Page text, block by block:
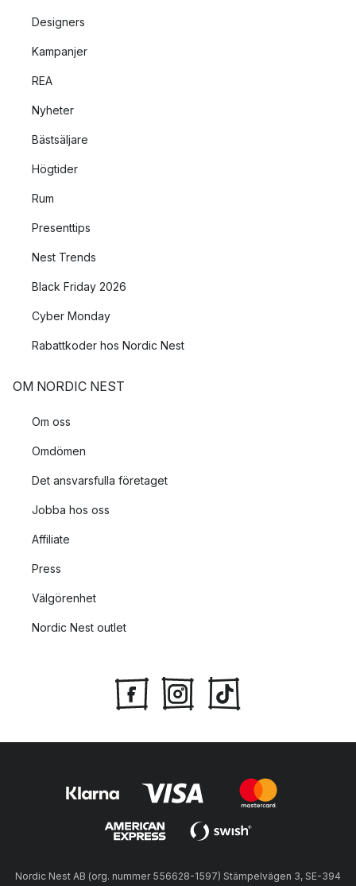
Designers
Kampanjer
REA
Nyheter
Bästsäljare
Högtider
Rum
Presenttips
Nest Trends
Black Friday 2026
Cyber Monday
Rabattkoder hos Nordic Nest
OM NORDIC NEST
Om oss
Omdömen
Det ansvarsfulla företaget
Jobba hos oss
Affiliate
Press
Välgörenhet
Nordic Nest outlet
Nordic Nest AB (org. nummer 556628-1597) Stämpelvägen 3, SE-394